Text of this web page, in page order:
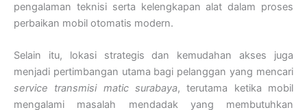
pengalaman teknisi serta kelengkapan alat dalam proses
perbaikan mobil otomatis modern.
Selain itu, lokasi strategis dan kemudahan akses juga
menjadi pertimbangan utama bagi pelanggan yang mencari
service transmisi matic surabaya, terutama ketika mobil
mengalami masalah mendadak yang membutuhkan